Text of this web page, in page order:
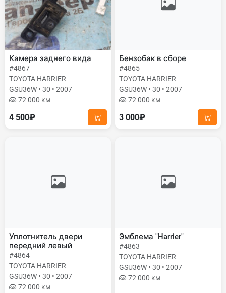
Камера заднего вида
#4867
TOYOTA HARRIER
GSU36W • 30 • 2007
72 000 км
4 500₽
Бензобак в сборе
#4865
TOYOTA HARRIER
GSU36W • 30 • 2007
72 000 км
3 000₽
Уплотнитель двери
передний левый
#4864
TOYOTA HARRIER
GSU36W • 30 • 2007
72 000 км
Эмблема "Harrier"
#4863
TOYOTA HARRIER
GSU36W • 30 • 2007
72 000 км